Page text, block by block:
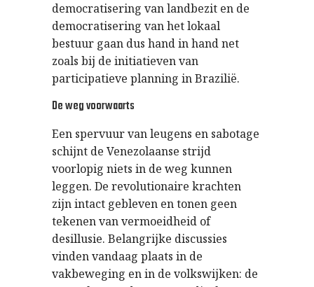
democratisering van landbezit en de
democratisering van het lokaal
bestuur gaan dus hand in hand net
zoals bij de initiatieven van
participatieve planning in Brazilië.
De weg voorwaarts
Een spervuur van leugens en sabotage
schijnt de Venezolaanse strijd
voorlopig niets in de weg kunnen
leggen. De revolutionaire krachten
zijn intact gebleven en tonen geen
tekenen van vermoeidheid of
desillusie. Belangrijke discussies
vinden vandaag plaats in de
vakbeweging en in de volkswijken: de